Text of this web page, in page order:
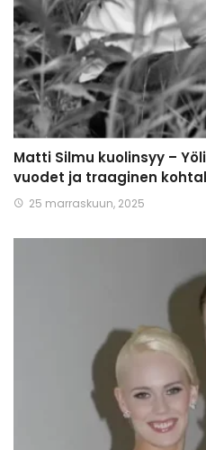
Matti Silmu kuolinsyy –
vuodet ja traaginen
25 marraskuun, 2025